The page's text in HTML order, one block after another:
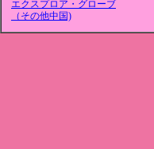
エクスプロア・グローブ
（その他中国)